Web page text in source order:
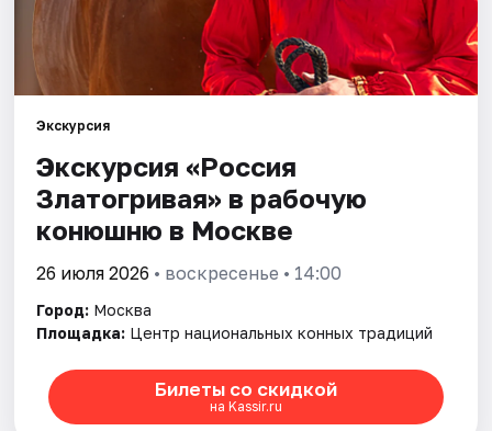
События
Города
Площадки
Артисты
Рейтинги
Экскурсия
Экскурсия «Россия
Златогривая» в рабочую
конюшню в Москве
26 июля 2026 • воскресенье • 14:00
Город: Москва
Площадка: Центр национальных конных традиций
Билеты со скидкой
на Kassir.ru